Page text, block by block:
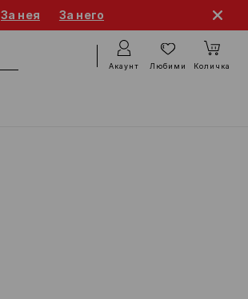
За нея За него
Акаунт Любими Количка